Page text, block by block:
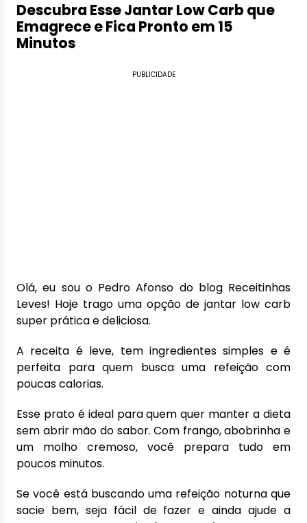
Descubra Esse Jantar Low Carb que
Emagrece e Fica Pronto em 15
Minutos
PUBLICIDADE
Olá, eu sou o Pedro Afonso do blog Receitinhas
Leves! Hoje trago uma opção de jantar low carb
super prática e deliciosa.
A receita é leve, tem ingredientes simples e é
perfeita para quem busca uma refeição com
poucas calorias.
Esse prato é ideal para quem quer manter a dieta
sem abrir mão do sabor. Com frango, abobrinha e
um molho cremoso, você prepara tudo em
poucos minutos.
Se você está buscando uma refeição noturna que
sacie bem, seja fácil de fazer e ainda ajude a